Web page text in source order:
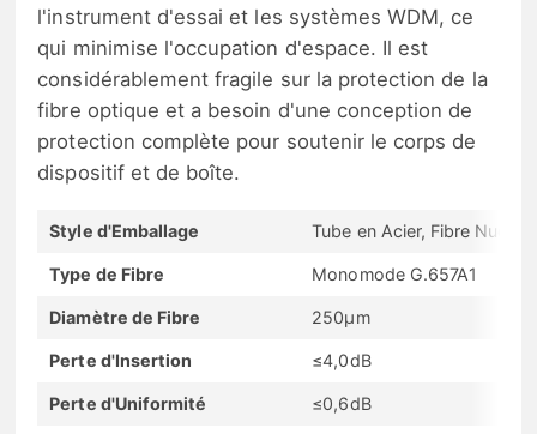
l'instrument d'essai et les systèmes WDM, ce
qui minimise l'occupation d'espace. Il est
considérablement fragile sur la protection de la
fibre optique et a besoin d'une conception de
protection complète pour soutenir le corps de
dispositif et de boîte.
Style d'Emballage Tube en Acier, Fibre Nue
Type de Fibre Monomode G.657A1
Diamètre de Fibre 250μm
Perte d'Insertion ≤4,0dB
Perte d'Uniformité ≤0,6dB